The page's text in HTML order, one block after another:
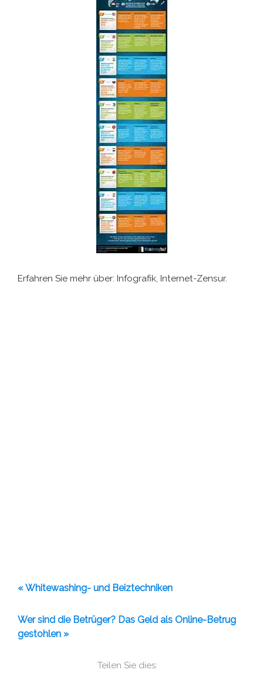
Teilen Sie dies:
Erfahren Sie mehr über: Infografik, Internet-Zensur.
« Whitewashing- und Beiztechniken
Wer sind die Betrüger? Das Geld als Online-Betrug
gestohlen »